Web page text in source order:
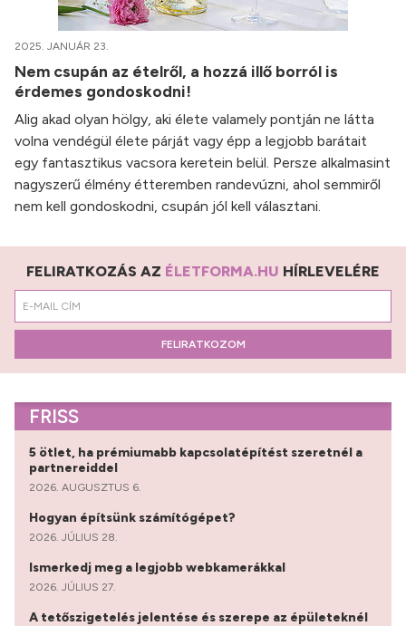
2025. JANUÁR 23.
Nem csupán az ételről, a hozzá illő borról is
érdemes gondoskodni!
Alig akad olyan hölgy, aki élete valamely pontján ne látta
volna vendégül élete párját vagy épp a legjobb barátait
egy fantasztikus vacsora keretein belül. Persze alkalmasint
nagyszerű élmény étteremben randevúzni, ahol semmiről
nem kell gondoskodni, csupán jól kell választani.
FELIRATKOZÁS AZ ÉLETFORMA.HU HÍRLEVELÉRE
FELIRATKOZOM
FRISS
5 ötlet, ha prémiumabb kapcsolatépítést szeretnél a
partnereiddel
2026. AUGUSZTUS 6.
Hogyan építsünk számítógépet?
2026. JÚLIUS 28.
Ismerkedj meg a legjobb webkamerákkal
2026. JÚLIUS 27.
A tetőszigetelés jelentése és szerepe az épületeknél